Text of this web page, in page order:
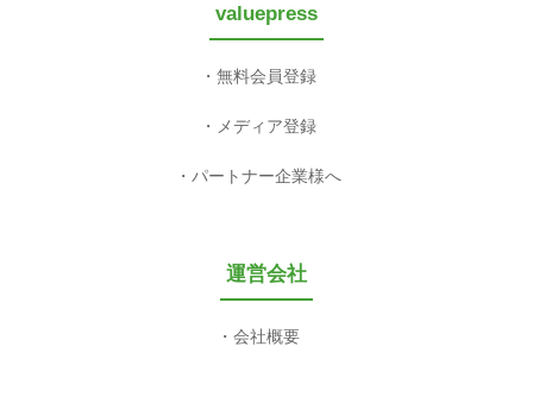
valuepress
無料会員登録
メディア登録
パートナー企業様へ
運営会社
会社概要